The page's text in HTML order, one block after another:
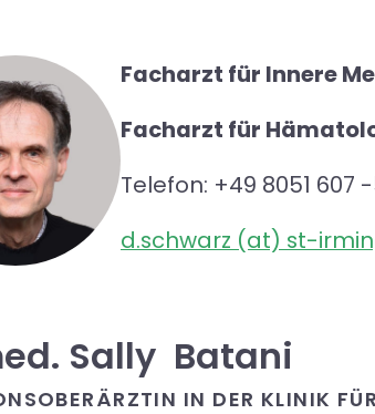
Facharzt für Innere
Facharzt für
Telefon: +49 8051 607
d.schwarz (at) st-
Sally Batani
IN DER KLINIK